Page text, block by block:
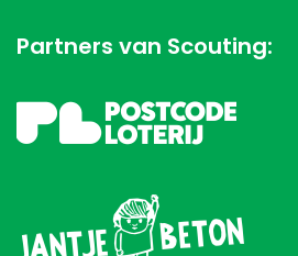
Partners van Scouting: